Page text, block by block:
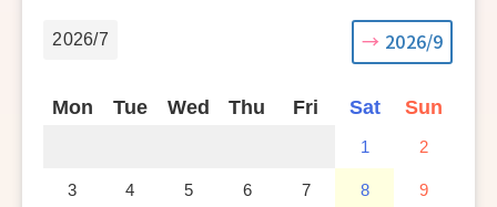
2026/7 2026/9
Mon Tue Wed Thu Fri Sat Sun
1 2
3 4 5 6 7 8 9